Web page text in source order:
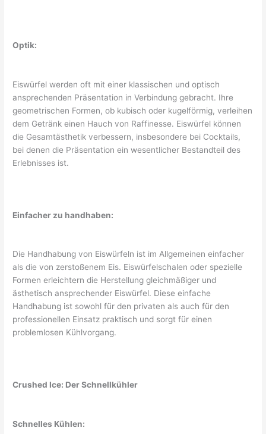
Optik:
Eiswürfel werden oft mit einer klassischen und optisch
ansprechenden Präsentation in Verbindung gebracht. Ihre
geometrischen Formen, ob kubisch oder kugelförmig, verleihen
dem Getränk einen Hauch von Raffinesse. Eiswürfel können
die Gesamtästhetik verbessern, insbesondere bei Cocktails,
bei denen die Präsentation ein wesentlicher Bestandteil des
Erlebnisses ist.
Einfacher zu handhaben:
Die Handhabung von Eiswürfeln ist im Allgemeinen einfacher
als die von zerstoßenem Eis. Eiswürfelschalen oder spezielle
Formen erleichtern die Herstellung gleichmäßiger und
ästhetisch ansprechender Eiswürfel. Diese einfache
Handhabung ist sowohl für den privaten als auch für den
professionellen Einsatz praktisch und sorgt für einen
problemlosen Kühlvorgang.
Crushed Ice: Der Schnellkühler
Schnelles Kühlen: